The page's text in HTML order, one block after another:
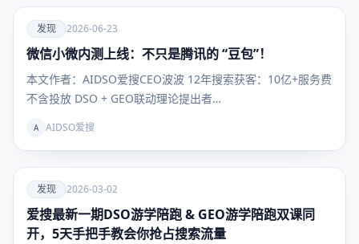
爱
发现
发现 2026-06-23
微信小微内测上线：不只是腾讯的 “豆包”！
本文作者：AIDSO爱搜CEO波波 12年搜索获客：10亿+服务费
不含投放 DSO + GEO联动理论提出者…
A AIDSO爱搜
爱
发现
发现 2026-03-02
爱搜最新一期DSO游学陪跑 & GEO游学陪跑双课同
开，5天手把手教会你抢占搜索流量